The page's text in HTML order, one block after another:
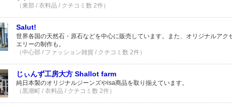
（東部 / 衣料品 / クチコミ数 2件）
Salut!
世界各国の天然石・原石などを中心に販売しています。また、オリジナルアク
エリーの制作も。
（中心部 / ファッション雑貨 / クチコミ数 2件）
じぃんず工房大方 Shallot farm
純日本製のオリジナルジーンズやisa商品を取り揃えています。
（黒潮町 / 衣料品 / クチコミ数 2件）